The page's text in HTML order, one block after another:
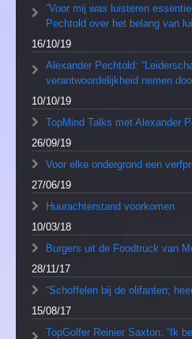
”Voor mij was luisteren
Pechtold over het belang van
16/10/19
Alexander Pechtold:
verantwoordelijkheid nemen
10/10/19
TopMind Talks met Alexander
26/09/19
Voor elke ondergrond een
27/06/19
Huurachterstand voorkomen
10/03/18
Burgers uit de Foodtruck van
28/11/17
“Schoffelen bij de olifanten;
15/08/17
TopGolfer Reinier Saxton: “Ik